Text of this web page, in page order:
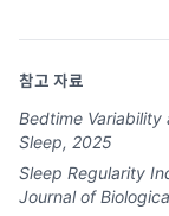
참고 자료
Bedtime
Sleep, 2025
Sleep Regularity
Journal of